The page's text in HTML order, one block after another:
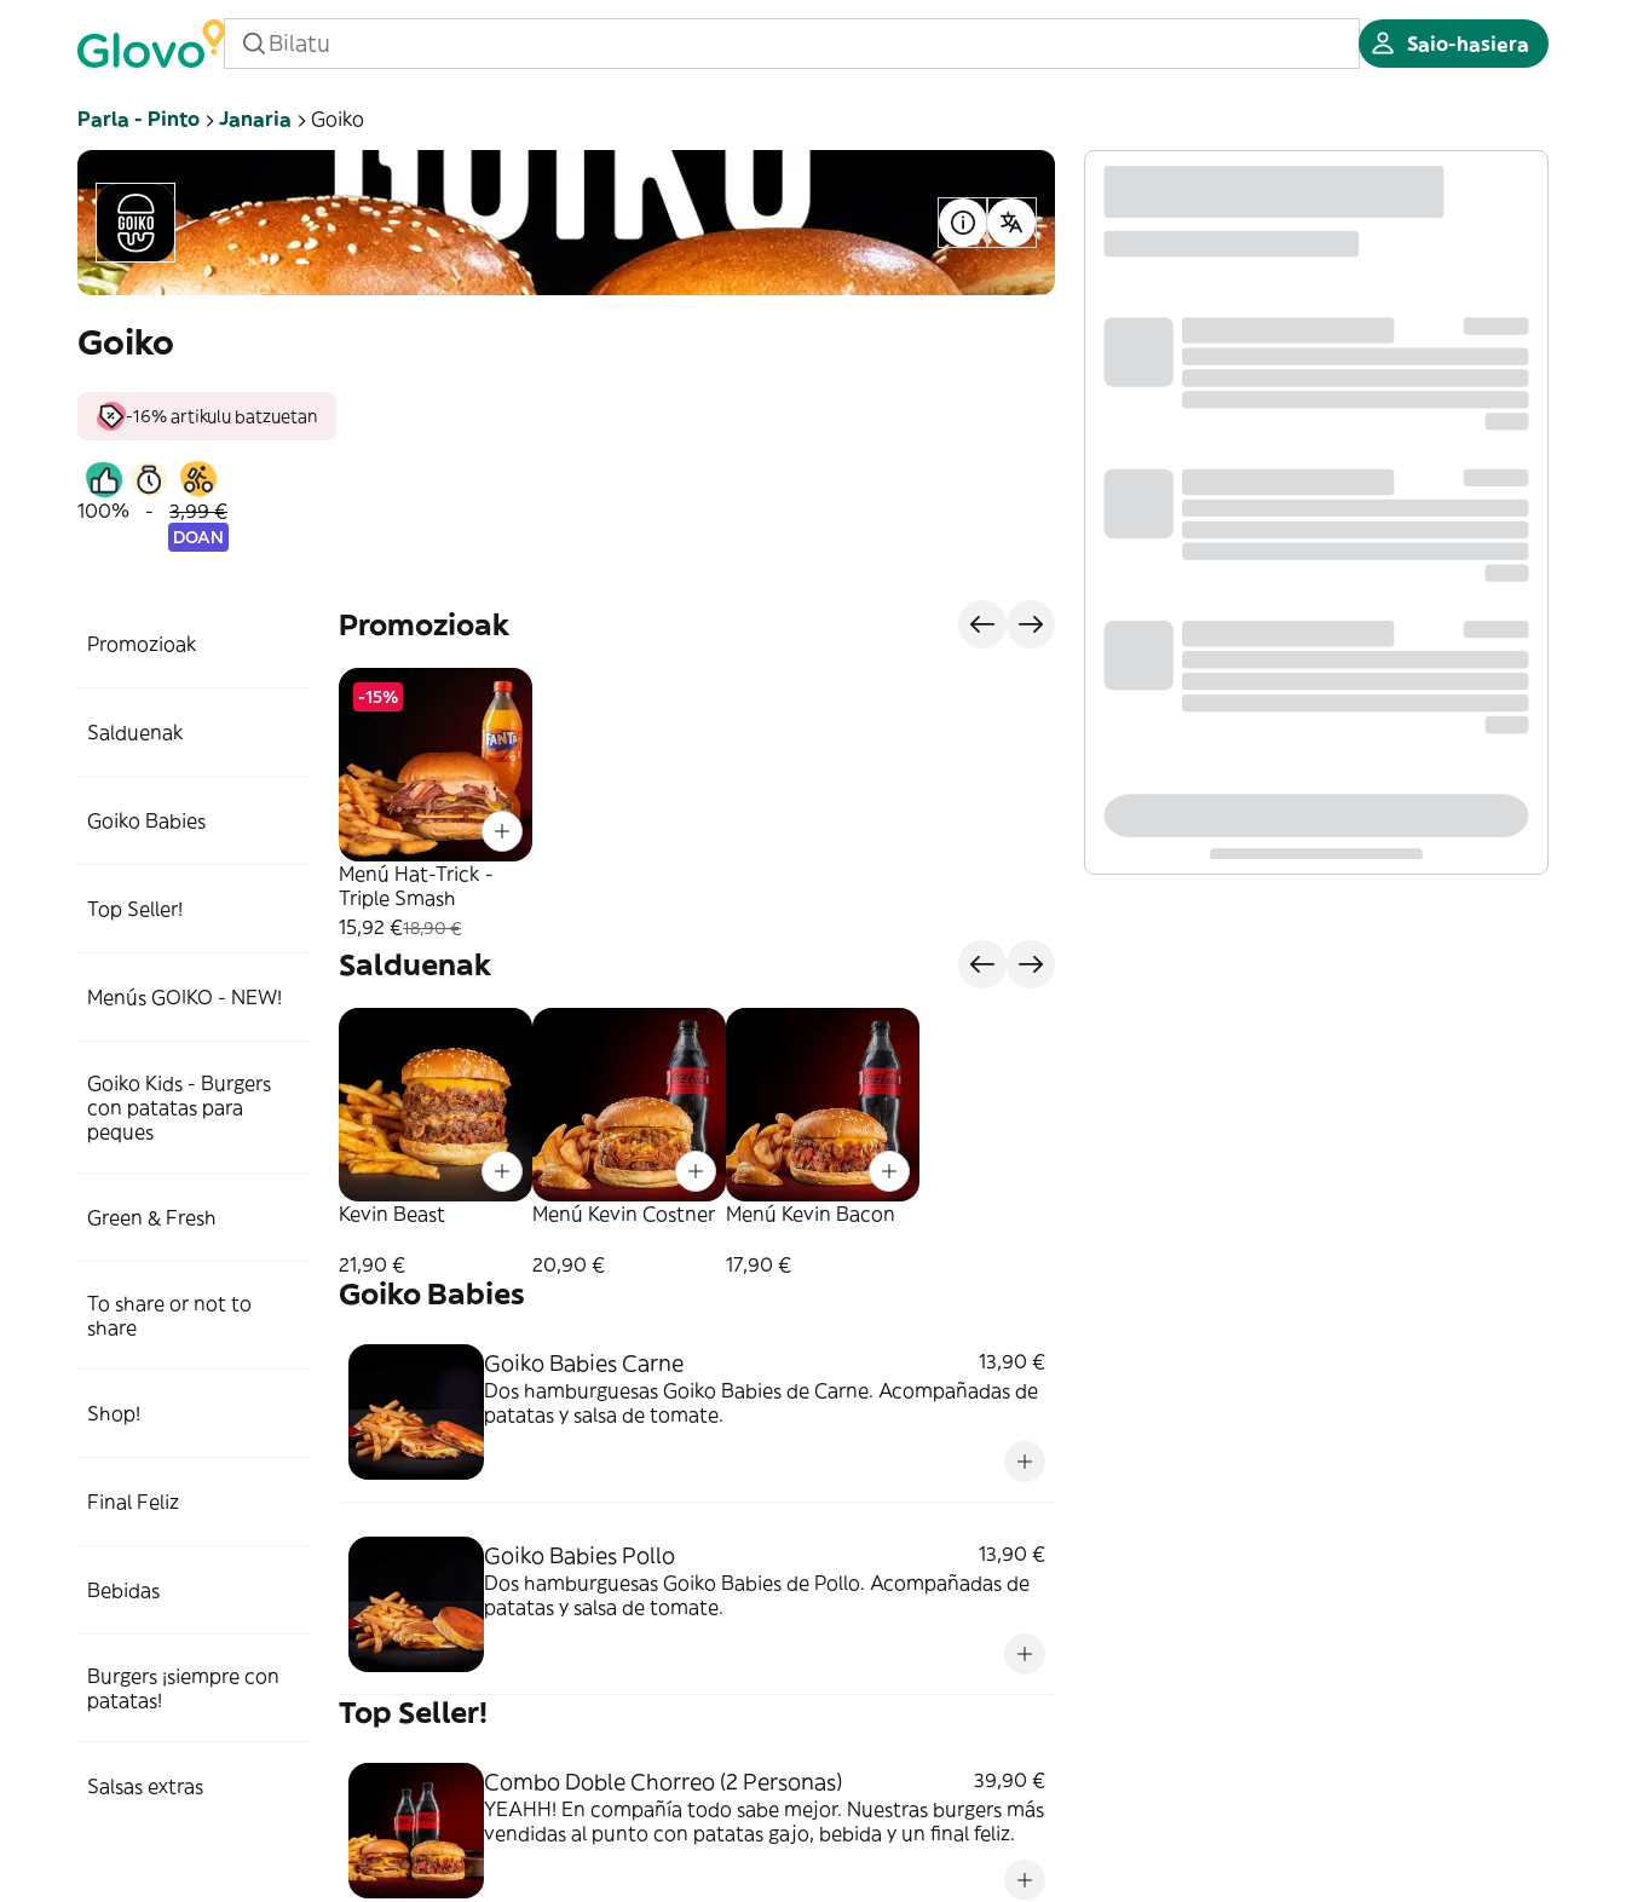
Saio-hasiera
Parla - Pinto Janaria Goiko
Goiko
-16% artikulu batzuetan
100% - 3,99 €
DOAN
Promozioak
Salduenak
Goiko Babies
Top Seller!
Menús GOIKO - NEW!
Goiko Kids - Burgers
con patatas para
peques
Green & Fresh
To share or not to
share
Shop!
Final Feliz
Bebidas
Burgers ¡siempre con
patatas!
Salsas extras
Promozioak
-15%
Menú Hat-Trick -
Triple Smash
15,92 €18,90 €
Salduenak
Kevin Beast
21,90 €
Menú Kevin Costner
20,90 €
Menú Kevin Bacon
17,90 €
Goiko Babies
Goiko Babies Carne
13,90 €
Dos hamburguesas Goiko Babies de Carne. Acompañadas de
patatas y salsa de tomate.
Goiko Babies Pollo
13,90 €
Dos hamburguesas Goiko Babies de Pollo. Acompañadas de
patatas y salsa de tomate.
Top Seller!
Combo Doble Chorreo (2 Personas)
39,90 €
YEAHH! En compañía todo sabe mejor. Nuestras burgers más
vendidas al punto con patatas gajo, bebida y un final feliz.